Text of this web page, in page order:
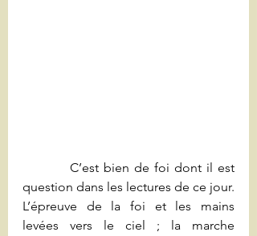
C’est bien de foi dont il est
question dans les lectures de ce jour.
L’épreuve de la foi et les mains
levées vers le ciel ; la marche